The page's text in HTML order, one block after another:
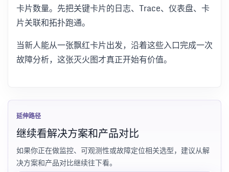
卡片数量。先把关键卡片的日志、Trace、仪表盘、卡
片关联和拓扑跑通。
当新人能从一张飘红卡片出发，沿着这些入口完成一次
故障分析，这张灭火图才真正开始有价值。
延伸路径
继续看解决方案和产品对比
如果你正在做监控、可观测性或故障定位相关选型，建议从解
决方案和产品对比继续往下看。